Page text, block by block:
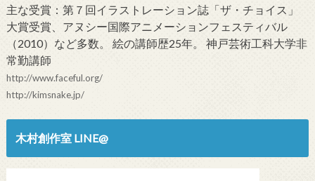
主な受賞：第７回イラストレーション誌「ザ・チョイス」
大賞受賞、アヌシー国際アニメーションフェスティバル
（2010）など多数。 絵の講師歴25年。 神戸芸術工科大学非
常勤講師
http://www.faceful.org/
http://kimsnake.jp/
木村創作室 LINE@